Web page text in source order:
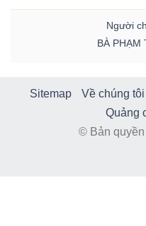
Người
BÀ PHẠM
Sitemap Về chúng tôi
Quảng
© Bản